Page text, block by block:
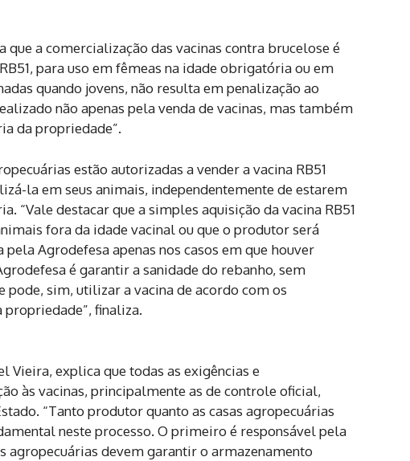
que a comercialização das vacinas contra brucelose é
para uso em fêmeas na idade obrigatória ou em
quando jovens, não resulta em penalização ao
não apenas pela venda de vacinas, mas também
da propriedade”.
estão autorizadas a vender a vacina RB51
la em seus animais, independentemente de estarem
“Vale destacar que a simples aquisição da vacina RB51
fora da idade vacinal ou que o produtor será
Agrodefesa apenas nos casos em que houver
é garantir a sanidade do rebanho, sem
sim, utilizar a vacina de acordo com os
finaliza.
Vieira, explica que todas as exigências e
às vacinas, principalmente as de controle oficial,
“Tanto produtor quanto as casas agropecuárias
neste processo. O primeiro é responsável pela
agropecuárias devem garantir o armazenamento